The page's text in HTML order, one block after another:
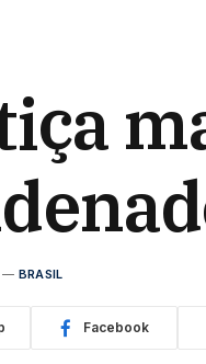
BRASIL
Facebook